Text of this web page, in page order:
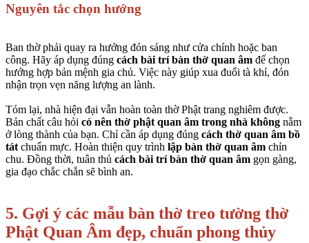
Nguyên tắc chọn hướng
Ban thờ phải quay ra hướng đón sáng như cửa chính hoặc ban
công. Hãy áp dụng đúng cách bài trí bàn thờ quan âm để chọn
hướng hợp bản mệnh gia chủ. Việc này giúp xua đuổi tà khí, đón
nhận trọn vẹn năng lượng an lành.
Tóm lại, nhà hiện đại vẫn hoàn toàn thờ Phật trang nghiêm được.
Bản chất câu hỏi có nên thờ phật quan âm trong nhà không nằm
ở lòng thành của bạn. Chỉ cần áp dụng đúng cách thờ quan âm bồ
tát chuẩn mực. Hoàn thiện quy trình lập bàn thờ quan âm chỉn
chu. Đồng thời, tuân thủ cách bài trí bàn thờ quan âm gọn gàng,
gia đạo chắc chắn sẽ bình an.
5. Gợi ý các mẫu bàn thờ treo tường thờ
Phật Quan Âm đẹp, chuẩn phong thủy